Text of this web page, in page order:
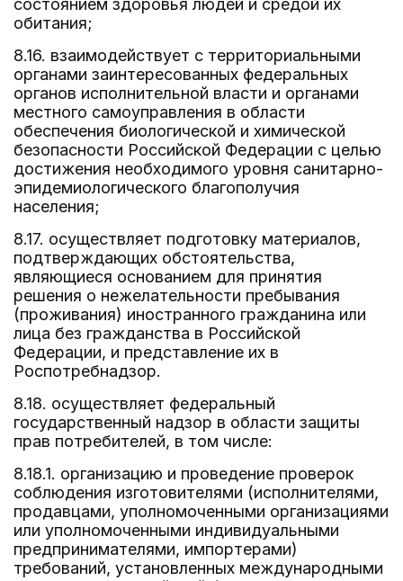
состоянием здоровья людей и средой их
обитания;
8.16. взаимодействует с территориальными
органами заинтересованных федеральных
органов исполнительной власти и органами
местного самоуправления в области
обеспечения биологической и химической
безопасности Российской Федерации с целью
достижения необходимого уровня санитарно-
эпидемиологического благополучия
населения;
8.17. осуществляет подготовку материалов,
подтверждающих обстоятельства,
являющиеся основанием для принятия
решения о нежелательности пребывания
(проживания) иностранного гражданина или
лица без гражданства в Российской
Федерации, и представление их в
Роспотребнадзор.
8.18. осуществляет федеральный
государственный надзор в области защиты
прав потребителей, в том числе:
8.18.1. организацию и проведение проверок
соблюдения изготовителями (исполнителями,
продавцами, уполномоченными организациями
или уполномоченными индивидуальными
предпринимателями, импортерами)
требований, установленных международными